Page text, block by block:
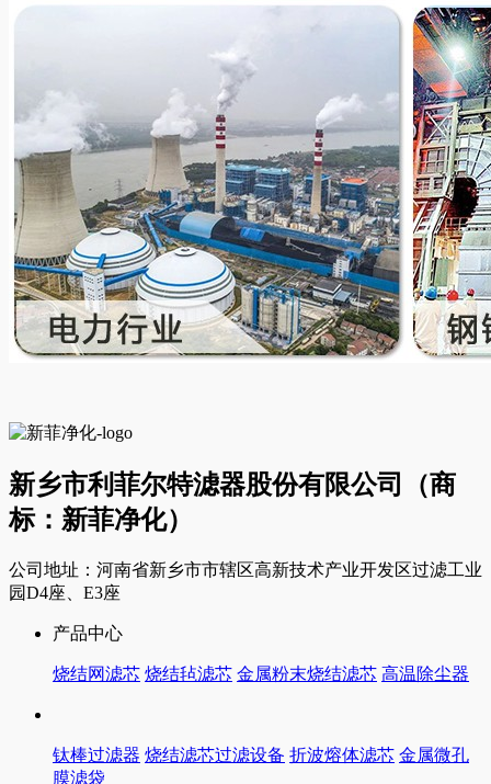
新乡市利菲尔特滤器股份有限公司（商
标：新菲净化）
公司地址：河南省新乡市市辖区高新技术产业开发区过滤工业
园D4座、E3座
产品中心
烧结网滤芯 烧结毡滤芯 金属粉末烧结滤芯 高温除尘器
钛棒过滤器 烧结滤芯过滤设备 折波熔体滤芯 金属微孔
膜滤袋